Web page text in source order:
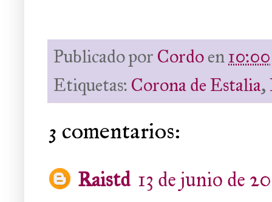
Publicado por Cordoen10:00
Etiquetas: Corona de Estalia,
3 comentarios:
Raistd 13 de junio de